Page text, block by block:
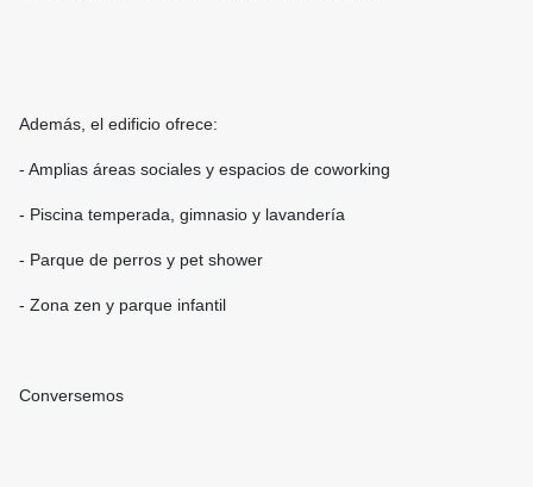
Además, el edificio ofrece:
- Amplias áreas sociales y espacios de coworking
- Piscina temperada, gimnasio y lavandería
- Parque de perros y pet shower
- Zona zen y parque infantil
Conversemos